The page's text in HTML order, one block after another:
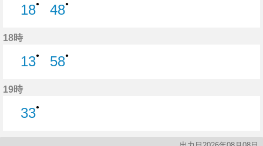
18●
48●
18時
13●
58●
19時
33●